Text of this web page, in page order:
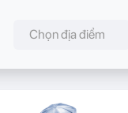
Chọn địa điểm